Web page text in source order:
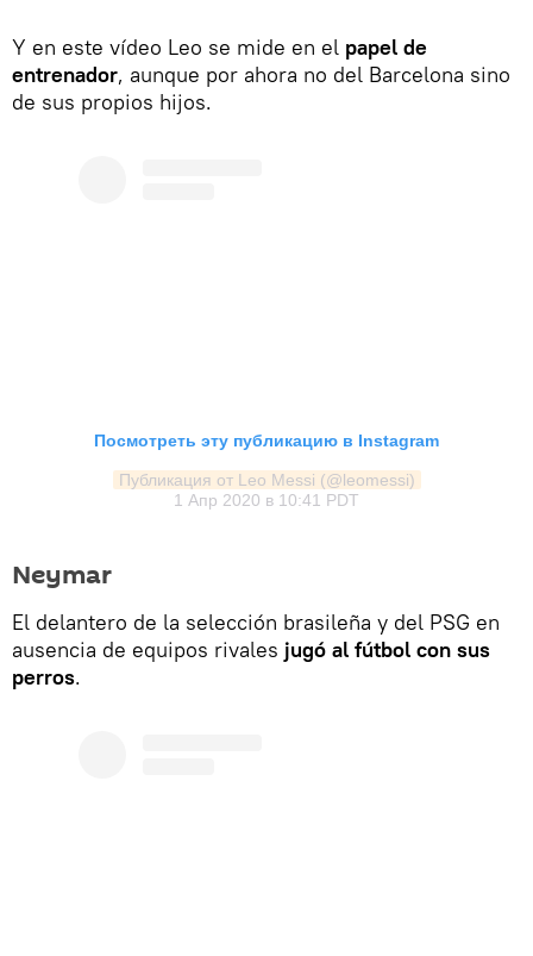
Y en este vídeo Leo se mide en el papel de
entrenador, aunque por ahora no del Barcelona sino
de sus propios hijos.
Посмотреть эту публикацию в Instagram
Публикация от Leo Messi (@leomessi)
1 Апр 2020 в 10:41 PDT
Neymar
El delantero de la selección brasileña y del PSG en
ausencia de equipos rivales jugó al fútbol con sus
perros.